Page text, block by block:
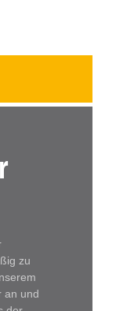
zu
an und